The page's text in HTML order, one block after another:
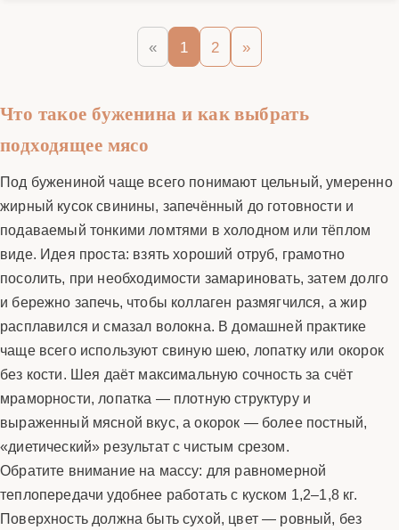
« 1 2 »
Что такое буженина и как выбрать
подходящее мясо
Под бужениной чаще всего понимают цельный, умеренно
жирный кусок свинины, запечённый до готовности и
подаваемый тонкими ломтями в холодном или тёплом
виде. Идея проста: взять хороший отруб, грамотно
посолить, при необходимости замариновать, затем долго
и бережно запечь, чтобы коллаген размягчился, а жир
расплавился и смазал волокна. В домашней практике
чаще всего используют свиную шею, лопатку или окорок
без кости. Шея даёт максимальную сочность за счёт
мраморности, лопатка — плотную структуру и
выраженный мясной вкус, а окорок — более постный,
«диетический» результат с чистым срезом.
Обратите внимание на массу: для равномерной
теплопередачи удобнее работать с куском 1,2–1,8 кг.
Поверхность должна быть сухой, цвет — ровный, без